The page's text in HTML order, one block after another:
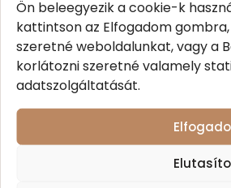
Ön beleegyezik a cookie-k
kattintson az Elfogadom
szeretné weboldalunkat, vagy a
korlátozni szeretné valamely
adatszolgáltatását.
Fél napos bérlés
(7.00-14.00-ig vagy 14.00-
21.00)
15 000